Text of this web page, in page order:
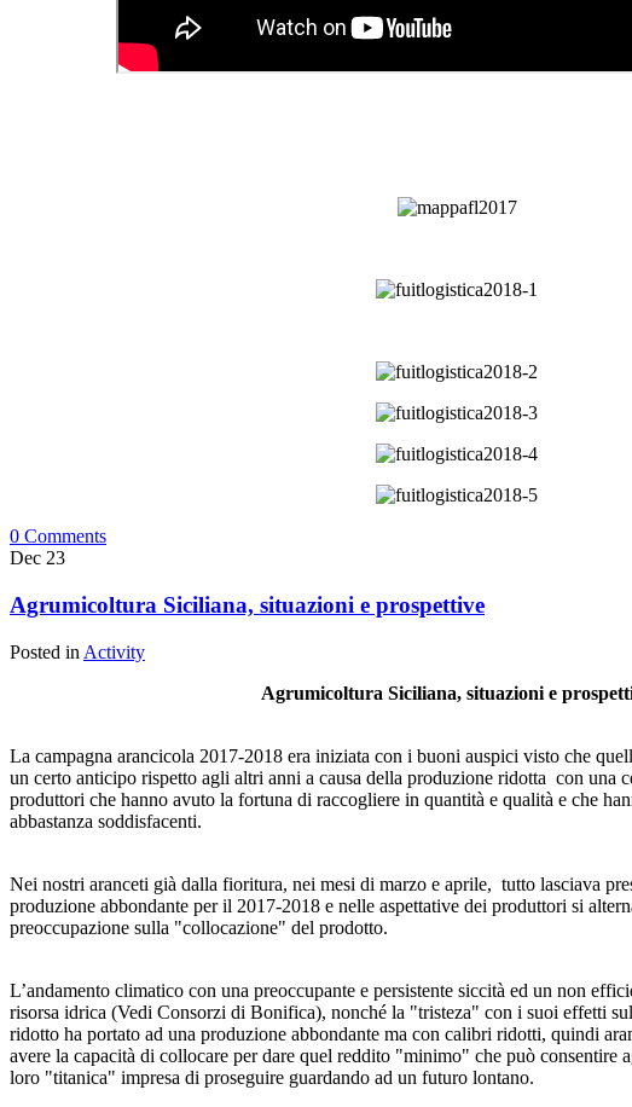
0 Comments
Dec 23
Agrumicoltura Siciliana, situazioni e prospettive
Posted in Activity
Agrumicoltura Siciliana, situazioni e
La campagna arancicola 2017-2018 era iniziata con i buoni auspici visto che
un certo anticipo rispetto agli altri anni a causa della produzione ridotta con una
produttori che hanno avuto la fortuna di raccogliere in quantità e qualità e che
abbastanza soddisfacenti.
Nei nostri aranceti già dalla fioritura, nei mesi di marzo e aprile, tutto lasciava
produzione abbondante per il 2017-2018 e nelle aspettative dei produttori si
preoccupazione sulla "collocazione" del prodotto.
L’andamento climatico con una preoccupante e persistente siccità ed un non
risorsa idrica (Vedi Consorzi di Bonifica), nonché la "tristeza" con i suoi effetti
ridotto ha portato ad una produzione abbondante ma con calibri ridotti, quindi
avere la capacità di collocare per dare quel reddito "minimo" che può consentire
loro "titanica" impresa di proseguire guardando ad un futuro lontano.